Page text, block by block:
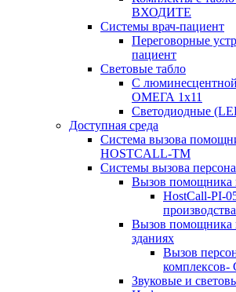
ВХОДИТЕ
Системы врач-пациент
Переговорные
пациент
Световые табло
С
ОМЕГА 1х11
Светодиодные
Доступная среда
Система вызова
HOSTCALL-TM
Системы вызова
Вызов помощника
HostCall-PI-
Вызов помощника
зданиях
Вызов
комплексов-
Звуковые и